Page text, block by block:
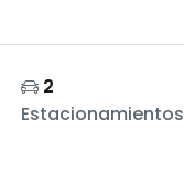
2
Estacionamientos